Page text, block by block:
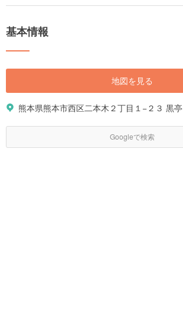
基本情報
地図を見る
熊本県熊本市西区二本木２丁目１−２３ 黒亭
Googleで検索